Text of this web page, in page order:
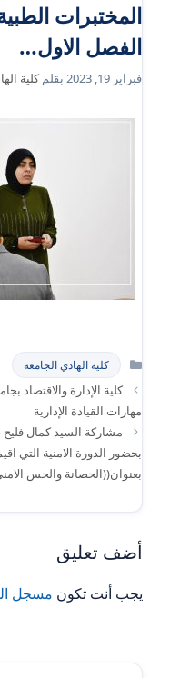
المختبرات
الفصل الاول…
فبراير 19, 2023 بقلمكلية
التصنيفات
كلية الهادي الجامعة
كلية الإدارة والاقتصاد
مهارات القيادة الإدارية
مشاركة السيد كمال
بحضور الدورة الامنية التي
بعنوان((الحصانة والحس الامني))للفترة من 12/
أضف تعليق
يجب أنت تكون مسجل